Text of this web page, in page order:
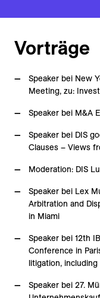
Vorträge
Speaker bei New
Meeting, zu:
Speaker bei M&A
Speaker bei DIS
Clauses – Views
Moderation: DIS
Speaker bei Lex
Arbitration and
in Miami
Speaker bei 12th
Conference in
litigation,
Speaker bei 27.